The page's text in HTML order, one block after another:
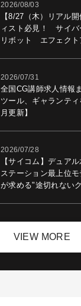
2026/08/03
【8/27（木）リアル
ィスト必見！ サイバ
リボット エフェクト
2026/07/31
全国CG講師求人情報
ツール、ギャランテ
月更新】
2026/07/28
【サイコム】デュア
ステーション最上位
が求める"途切れない
VIEW MORE